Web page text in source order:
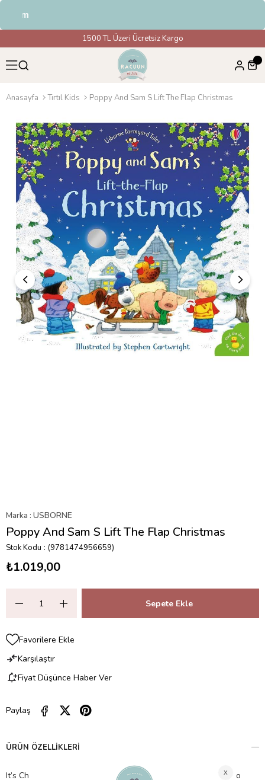
1500 TL Üzeri Ücretsiz Kargo
Anasayfa Tırtıl Kids Poppy And Sam S Lift The Flap Christmas
Marka : USBORNE
Poppy And Sam S Lift The Flap Christmas
Stok Kodu (9781474956659)
₺1.019,00
Favorilere Ekle
Karşılaştır
Fiyat Düşünce Haber Ver
Paylaş
ÜRÜN ÖZELLIKLERI
It’s Christmas Eve at Apple Tree Farm! Peep under the flaps to